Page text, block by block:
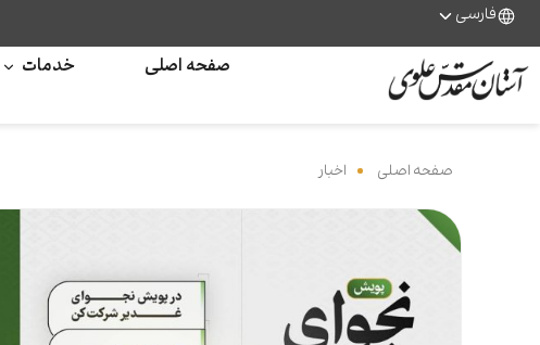
فارسی
صفحه اصلی خدمات
صفحه اصلی اخبار